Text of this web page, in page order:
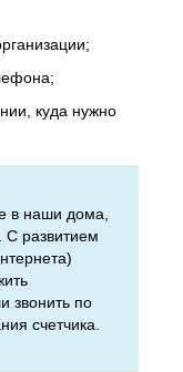
куда нужно
в наши дома,
С развитием
звонить по
счетчика.